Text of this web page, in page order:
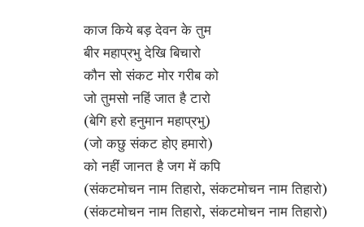
काज किये बड़ देवन के तुम
बीर महाप्रभु देखि बिचारो
कौन सो संकट मोर गरीब को
जो तुमसो नहिं जात है टारो
(बेगि हरो हनुमान महाप्रभु)
(जो कछु संकट होए हमारो)
को नहीं जानत है जग में कपि
(संकटमोचन नाम तिहारो, संकटमोचन नाम तिहारो)
(संकटमोचन नाम तिहारो, संकटमोचन नाम तिहारो)